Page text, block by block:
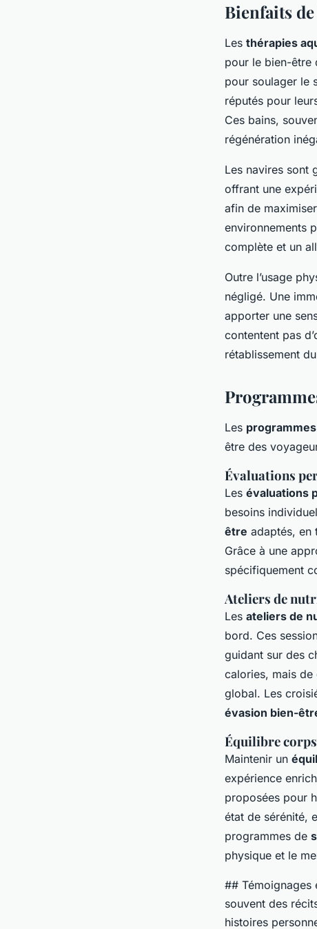
Bienfaits de
Les thérapies
pour le bien-être
pour soulager le
réputés pour
Ces bains,
régénération
Les navires sont
offrant une
afin de
environnements
complète et un
Outre l’usage
négligé. Une
apporter une
contentent pas
rétablissement
Les
être des
Évaluations
Les évaluations
besoins
être adaptés, en
Grâce à une
spécifiquement
Ateliers de
Les ateliers de
bord. Ces
guidant sur des
calories, mais
global. Les
évasion bien-
Équilibre
Maintenir un
expérience
proposées pour
état de sérénité,
programmes de
physique et le
## Témoignages
souvent des
histoires